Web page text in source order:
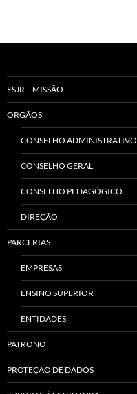
ESJR – MISSÃO
ORGÃOS
CONSELHO ADMINISTRATIVO
CONSELHO GERAL
CONSELHO PEDAGÓGICO
DIREÇÃO
PARCERIAS
EMPRESAS
ENSINO SUPERIOR
ENTIDADES
PATRONO
PROTEÇÃO DE DADOS